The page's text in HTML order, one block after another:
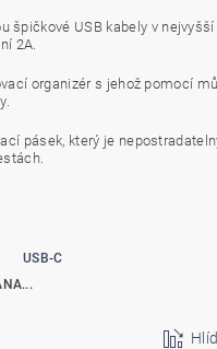
špičkové USB kabely v
2A.
organizér s jehož pomocí
pásek, který je
USB-C